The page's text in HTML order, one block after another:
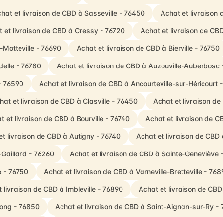
et livraison de CBD à Sasseville - 76450 Achat et livraison
et livraison de CBD à Cressy - 76720 Achat et livraison de
Motteville - 76690 Achat et livraison de CBD à Bierville - 76750
- 76780 Achat et livraison de CBD à Auzouville-Auberbosc
76590 Achat et livraison de CBD à Ancourteville-sur-Héricourt
et livraison de CBD à Clasville - 76450 Achat et livraison de
et livraison de CBD à Bourville - 76740 Achat et livraison de
livraison de CBD à Autigny - 76740 Achat et livraison de
- 76260 Achat et livraison de CBD à Sainte-Geneviève
- 76750 Achat et livraison de CBD à Varneville-Bretteville -
livraison de CBD à Imbleville - 76890 Achat et livraison de
- 76850 Achat et livraison de CBD à Saint-Aignan-sur-Ry -